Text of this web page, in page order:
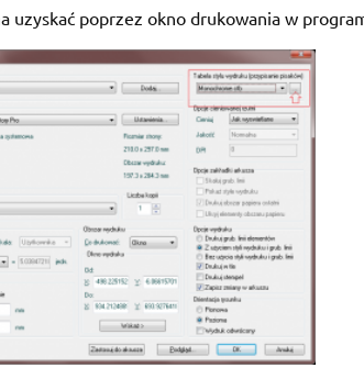
uzyskać poprzez okno drukowania w